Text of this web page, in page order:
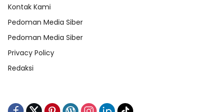
Kontak Kami
Pedoman Media Siber
Pedoman Media Siber
Privacy Policy
Redaksi